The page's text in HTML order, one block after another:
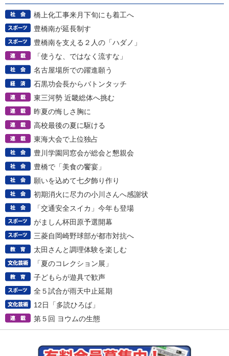
橋上化工事来月下旬にも着工へ
豊橋南が延長制す
豊橋南を支える２人の「ハダノ」
「使うな、ではなく流すな」
名古屋場所での躍進願う
石黒功会長からバトンタッチ
東三河勢 近畿総体へ挑む
昨夏の悔しさ胸に
高校最後の夏に駆ける
東海大会で上位独占
豊川学園同窓会が総会と懇親会
豊橋で「美食の饗宴」
願いを込めて七夕飾り作り
初期消火に尽力の小川さんへ感謝状
「交通安全スイカ」今年も登場
がましん杯田原予選開幕
三菱自岡崎野球部が都市対抗へ
太田さんと調理体験を楽しむ
「夏のコレクション展」
子どもらが遊具で歓声
全５試合が雨天中止延期
12日「多読ひろば」
第５回 ヨウムの生態